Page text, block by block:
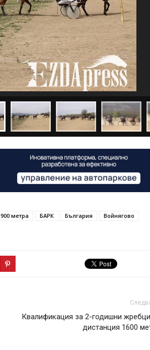
метра БАРК България
Войнягово
Квалификация за 2-годишни
дистанция 1600